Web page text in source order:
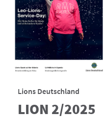
Lions Deutschland
LION 2/2025